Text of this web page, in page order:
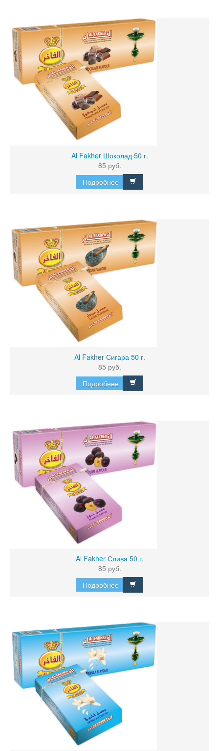
Al Fakher Шоколад 50 г.
85 руб.
Подробнее
Al Fakher Сигара 50 г.
85 руб.
Подробнее
Al Fakher Слива 50 г.
85 руб.
Подробнее